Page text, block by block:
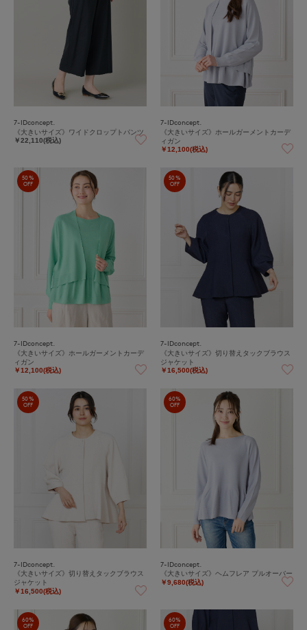
7-IDconcept.
《大きいサイズ》ワイドクロップトパンツ
￥22,110(税込)
7-IDconcept.
《大きいサイズ》ホールガーメントカーデ
ィガン
￥12,100(税込)
50%
OFF
7-IDconcept.
《大きいサイズ》ホールガーメントカーデ
ィガン
￥12,100(税込)
50%
OFF
7-IDconcept.
《大きいサイズ》切り替えタックブラウス
ジャケット
￥16,500(税込)
50%
OFF
7-IDconcept.
《大きいサイズ》切り替えタックブラウス
ジャケット
￥16,500(税込)
60%
OFF
7-IDconcept.
《大きいサイズ》ヘムフレア プルオーバー
￥9,680(税込)
60%
OFF
60%
OFF